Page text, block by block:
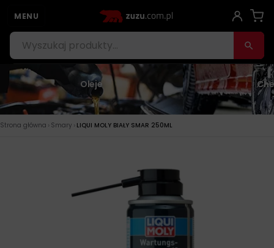
MENU
Oleje
Strona główna › Smary › LIQUI MOLY BIAŁY SMAR 250ML